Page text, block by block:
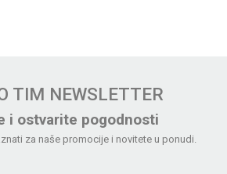
TIM NEWSLETTER
i ostvarite pogodnosti
za naše promocije i novitete u ponudi.